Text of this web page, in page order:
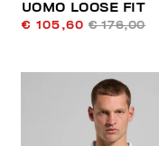
UOMO LOOSE FIT
€ 105,60 € 176,00